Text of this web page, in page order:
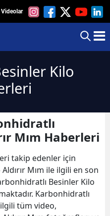
Videolar
Kilo
Mım Haberleri
takip edenler için
Mım ile ilgili en son
Besinler Kilo
Karbonhidratlı
ilgili tüm video,